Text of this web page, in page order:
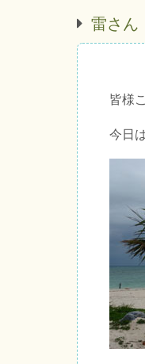
雷さん
皆様
今日